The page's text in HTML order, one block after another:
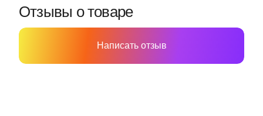
Отзывы о товаре
Написать отзыв